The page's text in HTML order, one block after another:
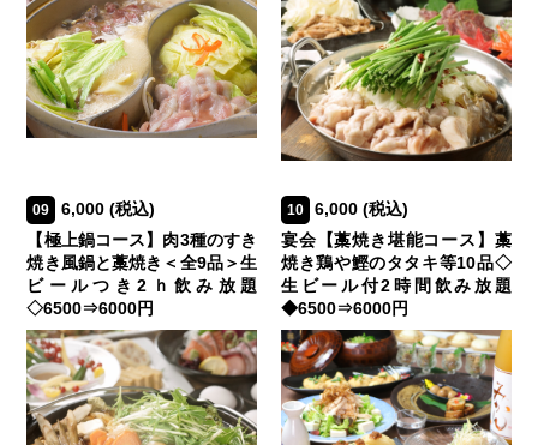
09 6,000(税込)
【極上鍋コース】肉3種のすき
焼き風鍋と藁焼き＜全9品＞生
ビールつき2ｈ飲み放題
◇6500⇒6000円
10 6,000 (税込)
宴会【藁焼き堪能コース】藁
焼き鶏や鰹のタタキ等10品◇
生ビール付2時間飲み放題
◆6500⇒6000円